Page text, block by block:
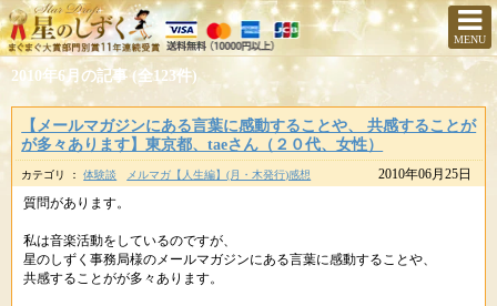
MENU
2010年6月の記事 (全123件)
【メールマガジンにある言葉に感動することや、 共感することが
が多々あります】東京都、taeさん（２０代、女性）
カテゴリ ：体験談 メルマガ【人生編】(月・木発行)感想
2010年06月25日
質問があります。
私は音楽活動をしているのですが、
星のしずく事務局様のメールマガジンにある言葉に感動することや、
共感することがが多々あります。